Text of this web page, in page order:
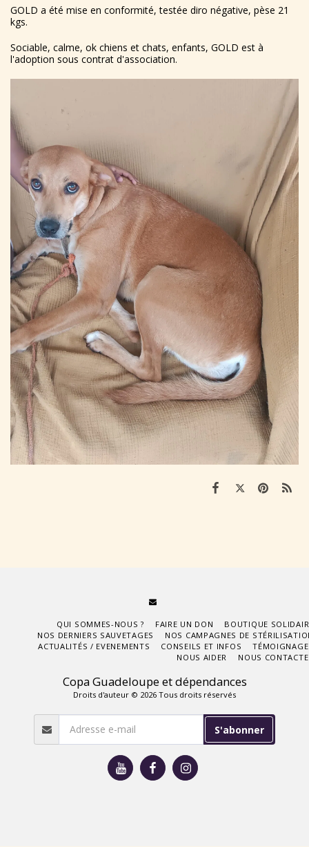
GOLD a été mise en conformité, testée diro négative, pèse 21
kgs.
Sociable, calme, ok chiens et chats, enfants, GOLD est à
l'adoption sous contrat d'association.
Copa Guadeloupe et dépendances
Droits d'auteur © 2026 Tous droits réservés
QUI SOMMES-NOUS ? FAIRE UN DON
BOUTIQUE
NOS DERNIERS SAUVETAGES
NOS CAMPAGNES DE
ACTUALITÉS / EVENEMENTS
CONSEILS ET INFOS
NOUS AIDER
NOUS
S'abonner